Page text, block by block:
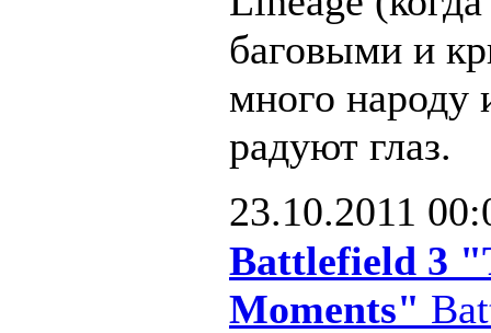
баговыми и
много народу
радуют глаз.
23.10.2011
Battlefield 3
Moments"